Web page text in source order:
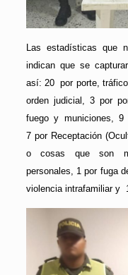
Las estadísticas que
indican que se
así: 20 por porte,
orden judicial, 3 por
fuego y municiones, 9
7 por Receptación
o cosas que son
personales, 1 por fuga
violencia intrafamiliar y